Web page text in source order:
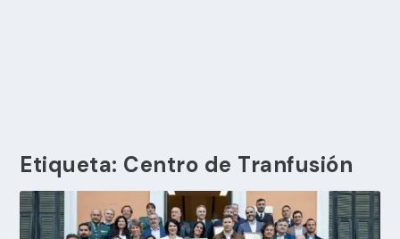
Etiqueta: Centro de Tranfusión